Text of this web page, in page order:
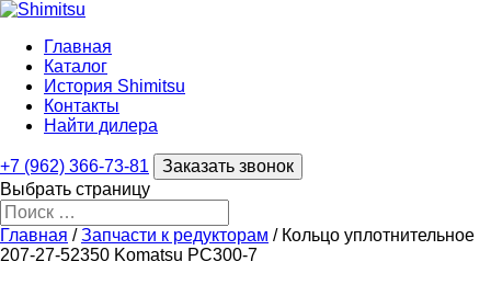
Главная
Каталог
История Shimitsu
Контакты
Найти дилера
+7 (962) 366-73-81
Заказать звонок
Выбрать страницу
Главная /Запчасти к редукторам / Кольцо уплотнительное
207-27-52350 Komatsu PC300-7